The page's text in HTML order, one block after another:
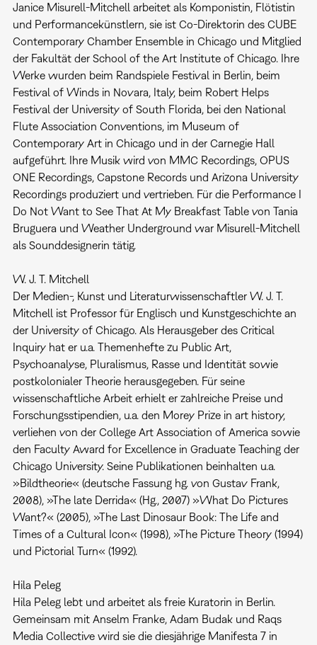
Janice Misurell-Mitchell arbeitet als Komponistin, Flötistin
und Performancekünstlern, sie ist Co-Direktorin des CUBE
Contemporary Chamber Ensemble in Chicago und Mitglied
der Fakultät der School of the Art Institute of Chicago. Ihre
Werke wurden beim Randspiele Festival in Berlin, beim
Festival of Winds in Novara, Italy, beim Robert Helps
Festival der University of South Florida, bei den National
Flute Association Conventions, im Museum of
Contemporary Art in Chicago und in der Carnegie Hall
aufgeführt. Ihre Musik wird von MMC Recordings, OPUS
ONE Recordings, Capstone Records und Arizona University
Recordings produziert und vertrieben. Für die Performance I
Do Not Want to See That At My Breakfast Table von Tania
Bruguera und Weather Underground war Misurell-Mitchell
als Sounddesignerin tätig.
W. J. T. Mitchell
Der Medien-, Kunst und Literaturwissenschaftler W. J. T.
Mitchell ist Professor für Englisch und Kunstgeschichte an
der University of Chicago. Als Herausgeber des Critical
Inquiry hat er u.a. Themenhefte zu Public Art,
Psychoanalyse, Pluralismus, Rasse und Identität sowie
postkolonialer Theorie herausgegeben. Für seine
wissenschaftliche Arbeit erhielt er zahlreiche Preise und
Forschungsstipendien, u.a. den Morey Prize in art history,
verliehen von der College Art Association of America sowie
den Faculty Award for Excellence in Graduate Teaching der
Chicago University. Seine Publikationen beinhalten u.a.
»Bildtheorie« (deutsche Fassung hg. von Gustav Frank,
2008), »The late Derrida« (Hg., 2007) »What Do Pictures
Want?« (2005), »The Last Dinosaur Book: The Life and
Times of a Cultural Icon« (1998), »The Picture Theory (1994)
und Pictorial Turn« (1992).
Hila Peleg
Hila Peleg lebt und arbeitet als freie Kuratorin in Berlin.
Gemeinsam mit Anselm Franke, Adam Budak und Raqs
Media Collective wird sie die diesjährige Manifesta 7 in